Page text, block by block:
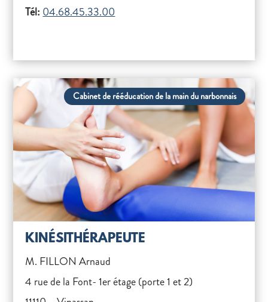
Tél: 04.68.45.33.00
Cabinet de rééducation de la main du narbonnais
KINÉSITHÉRAPEUTE
M. FILLON Arnaud
4 rue de la Font- 1er étage (porte 1 et 2)